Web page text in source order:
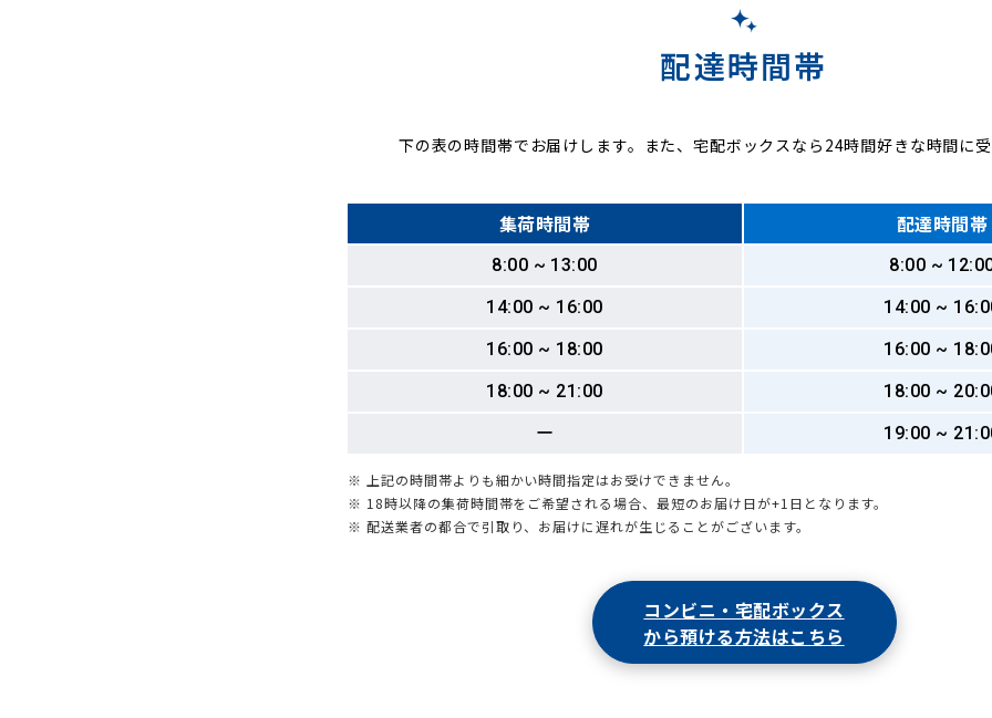
配達時間帯
下の表の時間帯でお届けします。また、宅配ボックスなら24時間好きな時間に
集荷時間帯 配達時間帯
8:00 ~ 13:00
8:00 ~
14:00 ~ 16:00
14:00 ~
16:00 ~ 18:00
16:00 ~
18:00 ~ 21:00
18:00 ~
ー
19:00 ~
※ 上記の時間帯よりも細かい時間指定はお受けできません。
※ 18時以降の集荷時間帯をご希望される場合、最短のお届け日が+1日となります。
※ 配送業者の都合で引取り、お届けに遅れが生じることがございます。
コンビニ・宅配ボックス
から預ける方法はこちら